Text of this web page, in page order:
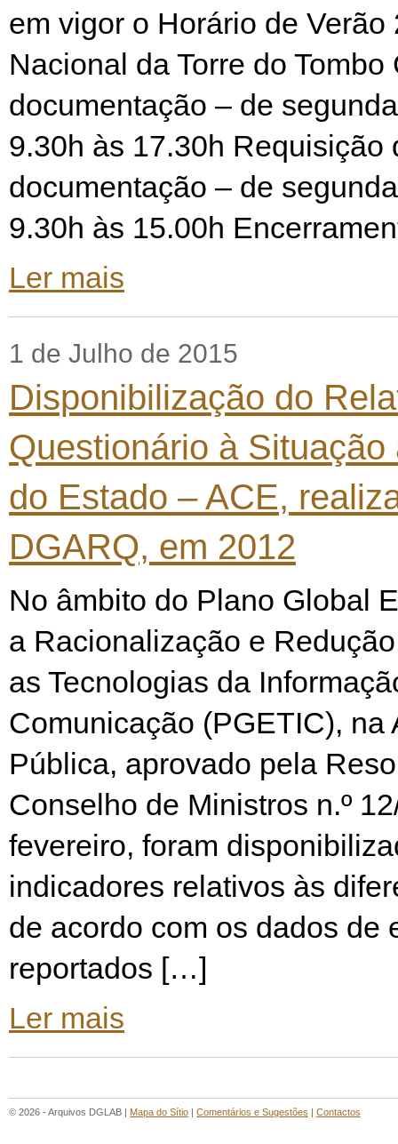
em vigor o Horário de Verão
Nacional da Torre do Tombo
documentação – de
9.30h às 17.30h Requisição
documentação – de
9.30h às 15.00h
Ler mais
1 de Julho de 2015
Disponibilização do
Questionário à
do Estado – ACE,
DGARQ, em 2012
No âmbito do Plano Global
a Racionalização e
as Tecnologias da
Comunicação (PGETIC), na
Pública, aprovado pela
Conselho de Ministros n.º
fevereiro, foram
indicadores relativos às
de acordo com os dados de
reportados […]
Ler mais
© 2026 - Arquivos DGLAB | Mapa do Sítio | Comentários e Sugestões | Contactos